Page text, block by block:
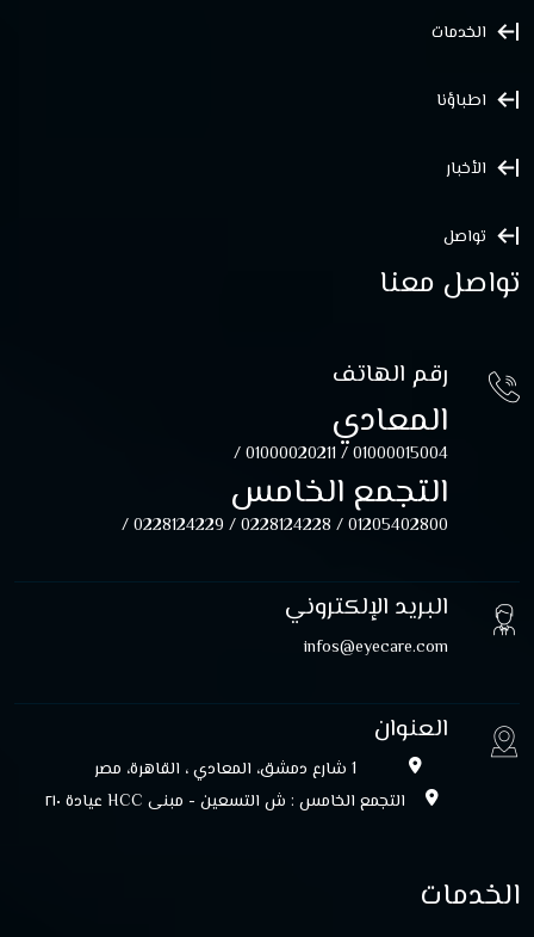
الخدمات
اطباؤنا
الأخبار
تواصل
تواصل معنا
رقم الهاتف
المعادي
01000015004 /
01000020211 /
التجمع الخامس
01205402800 /
0228124228 /
0228124229 /
البريد الإلكتروني
infos@eyecare.com
العنوان
1 شارع دمشق، المعادي ، القاهرة، مصر
التجمع الخامس : ش التسعين - مبنى HCC عيادة ۲۱۰
الخدمات